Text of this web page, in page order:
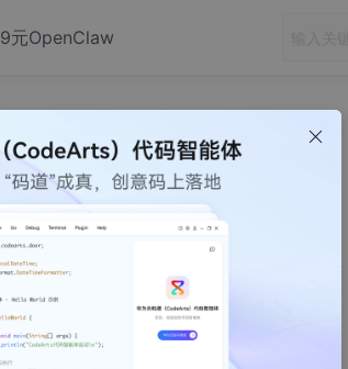
元OpenClaw
，的区别
障让去看一下也就人肉过去看了，大不了
（多数是打印机脱机或者设置不对、业务